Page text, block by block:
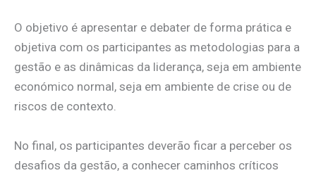
O objetivo é apresentar e debater de forma prática e
objetiva com os participantes as metodologias para a
gestão e as dinâmicas da liderança, seja em ambiente
económico normal, seja em ambiente de crise ou de
riscos de contexto.
No final, os participantes deverão ficar a perceber os
desafios da gestão, a conhecer caminhos críticos